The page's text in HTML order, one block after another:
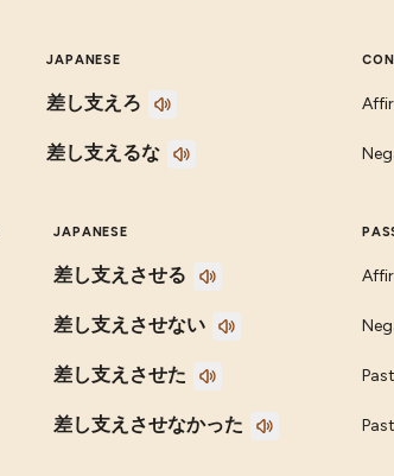
JAPANESE
差し支えろ
差し支えるな
JAPANESE
差し支えさせる
差し支えさせない
差し支えさせた
差し支えさせなかった
Past